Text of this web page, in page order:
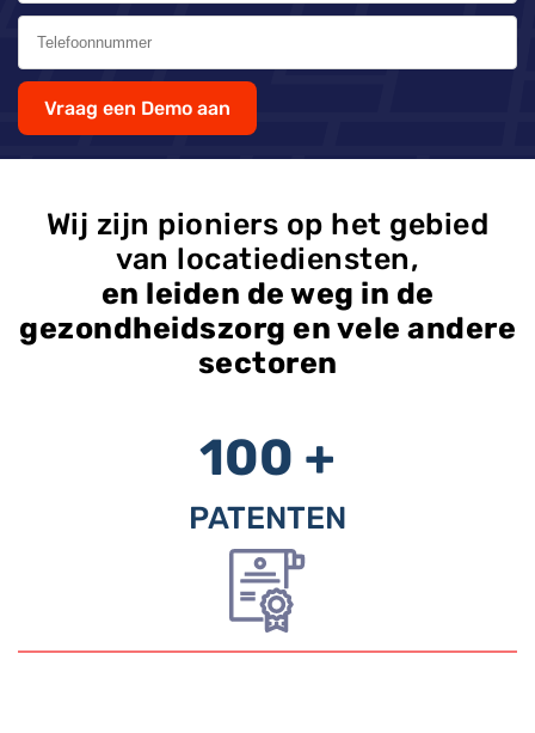
Vraag een Demo aan
Wij zijn pioniers op het gebied
van locatiediensten,
en leiden de weg in de
gezondheidszorg en vele andere
sectoren
100 +
PATENTEN